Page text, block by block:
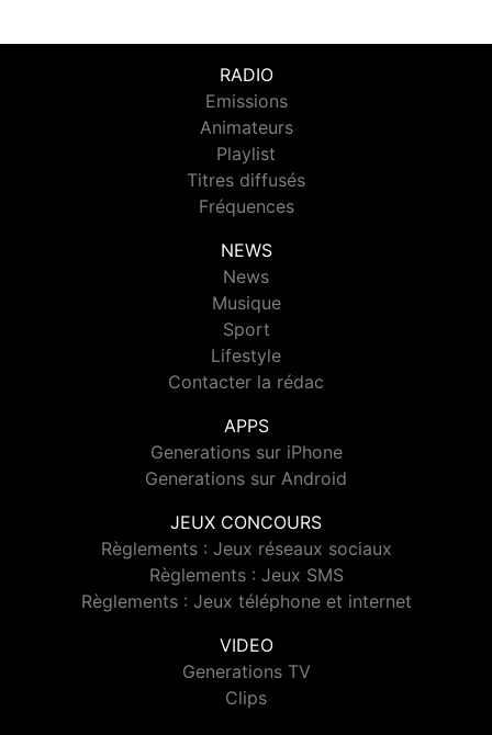
RADIO
Emissions
Animateurs
Playlist
Titres diffusés
Fréquences
NEWS
News
Musique
Sport
Lifestyle
Contacter la rédac
APPS
Generations sur iPhone
Generations sur Android
JEUX CONCOURS
Règlements : Jeux réseaux sociaux
Règlements : Jeux SMS
Règlements : Jeux téléphone et internet
VIDEO
Generations TV
Clips